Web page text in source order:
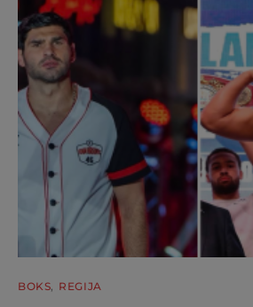
BOKS REGIJA